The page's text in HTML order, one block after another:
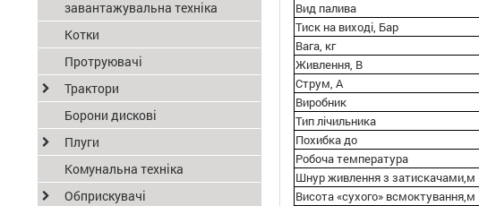
Вид палива
Тиск на виході, Бар
Вага, кг
Живлення, В
Струм, А
Виробник
Тип лічильника
Похибка до
Робоча температура
Шнур живлення з затискачами,м
Висота «сухого» всмоктування,м
завантажувальна техніка
Котки
Протруювачі
Трактори
Борони дискові
Плуги
Комунальна техніка
Обприскувачі